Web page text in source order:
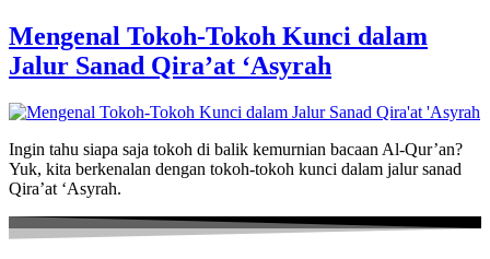
Mengenal Tokoh-Tokoh Kunci dalam
Jalur Sanad Qira’at ‘Asyrah
Ingin tahu siapa saja tokoh di balik kemurnian bacaan Al-Qur’an?
Yuk, kita berkenalan dengan tokoh-tokoh kunci dalam jalur sanad
Qira’at ‘Asyrah.